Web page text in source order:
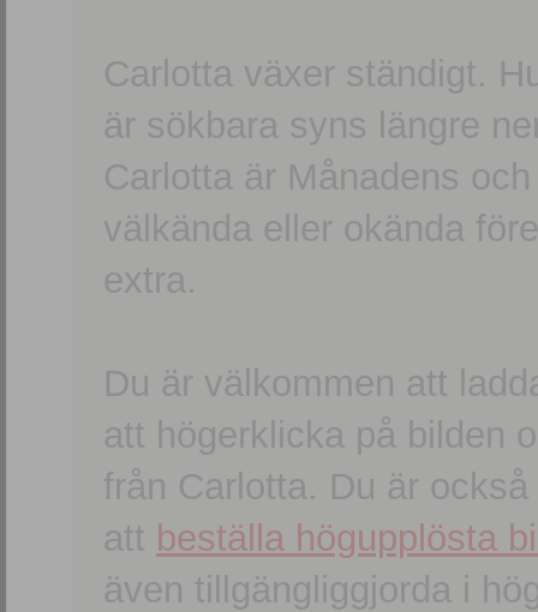
Carlotta växer ständigt.
är sökbara syns längre
Carlotta är Månadens
välkända eller okända
extra.
Du är välkommen att
att högerklicka på bilden
från Carlotta. Du är
att beställa högupplösta
även tillgängliggjorda i